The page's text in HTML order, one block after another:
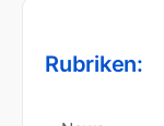
Rubriken: